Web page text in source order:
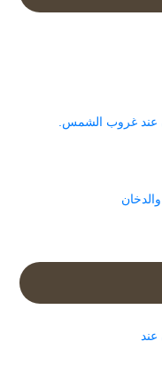
عند غروب الشمس.